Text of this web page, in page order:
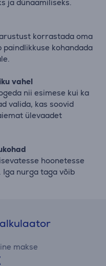
ja dünaamiliseks.
korrastada oma
paindlikkuse kohandada
vahel
nii esimese kui ka
valida, kas soovid
ülevaadet
hoonetesse
Iga nurga taga võib
makse